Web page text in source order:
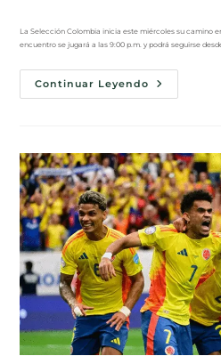
La Selección Colombia inicia este miércoles su camino
encuentro se jugará a las 9:00 p.m. y podrá seguirse
Continuar Leyendo